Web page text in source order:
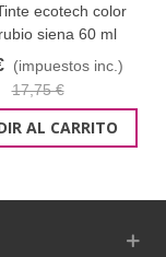
ecotech color
siena 60 ml
(impuestos inc.)
17,75 €
AL CARRITO